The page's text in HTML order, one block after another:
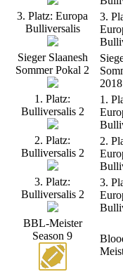
3. Platz: Europa
Bulliversalis
3.
Sieger Slaanesh
Sommer Pokal 2
2018
1. Platz:
Bulliversalis 2
1.
2. Platz:
Bulliversalis 2
2.
3. Platz:
Bulliversalis 2
3.
BBL-Meister
Season 9